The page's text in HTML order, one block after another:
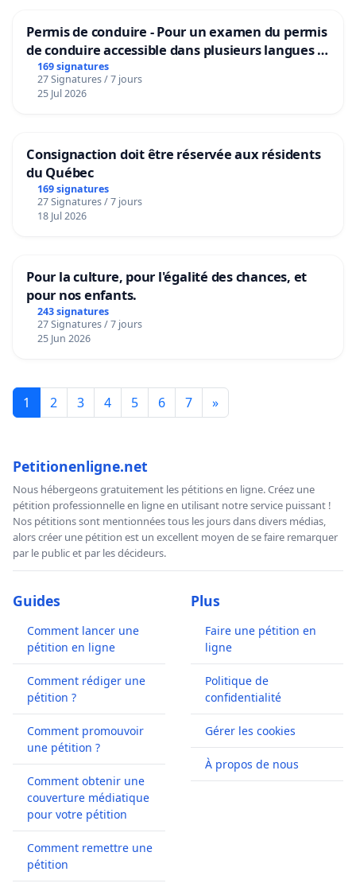
Permis de conduire - Pour un examen du permis
de conduire accessible dans plusieurs langues à
Bruxelles
169 signatures
27 Signatures / 7 jours
25 Jul 2026
Consignaction doit être réservée aux résidents
du Québec
169 signatures
27 Signatures / 7 jours
18 Jul 2026
Pour la culture, pour l'égalité des chances, et
pour nos enfants.
243 signatures
27 Signatures / 7 jours
25 Jun 2026
1 2 3 4 5 6 7 »
Petitionenligne.net
Nous hébergeons gratuitement les pétitions en ligne. Créez une
pétition professionnelle en ligne en utilisant notre service puissant !
Nos pétitions sont mentionnées tous les jours dans divers médias,
alors créer une pétition est un excellent moyen de se faire remarquer
par le public et par les décideurs.
Guides
Comment lancer une
pétition en ligne
Comment rédiger une
pétition ?
Comment promouvoir
une pétition ?
Comment obtenir une
couverture médiatique
pour votre pétition
Comment remettre une
pétition
Plus
Faire une pétition en
ligne
Politique de
confidentialité
Gérer les cookies
À propos de nous